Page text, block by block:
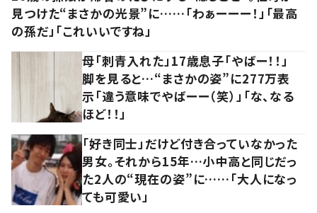
見つけた“まさかの光景”に……「わぁーーー！」「最高
の孫だ」「これいいですね」
母「刺青入れた」17歳息子「やばー！！」
脚を見ると…“まさかの姿”に277万表
示「違う意味でやばーー（笑）」「な、なる
ほど！！」
「好き同士」だけど付き合っていなかった
男女。それから15年…小中高と同じだっ
た2人の“現在の姿”に……「大人になっ
ても可愛い」